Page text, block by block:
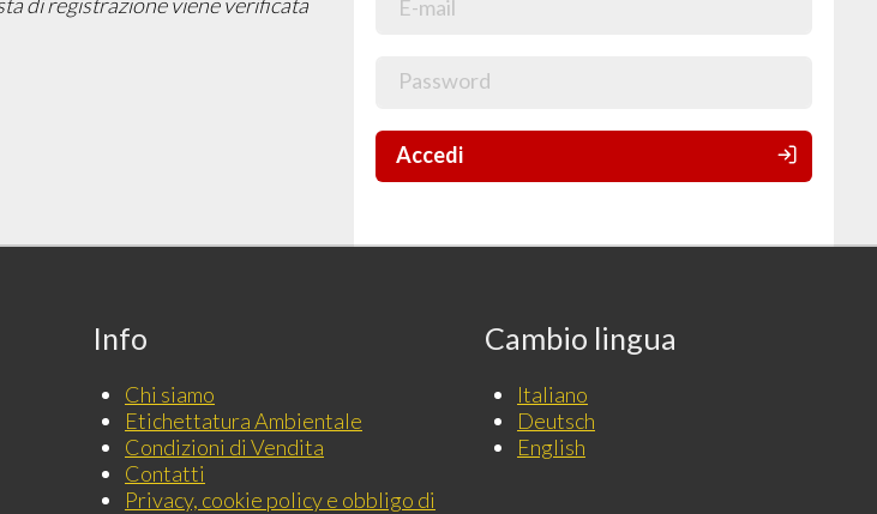
di registrazione viene verificata
Accedi
Info
Chi siamo
Etichettatura Ambientale
Condizioni di Vendita
Contatti
Privacy, cookie policy e obbligo di
Cambio lingua
Italiano
Deutsch
English